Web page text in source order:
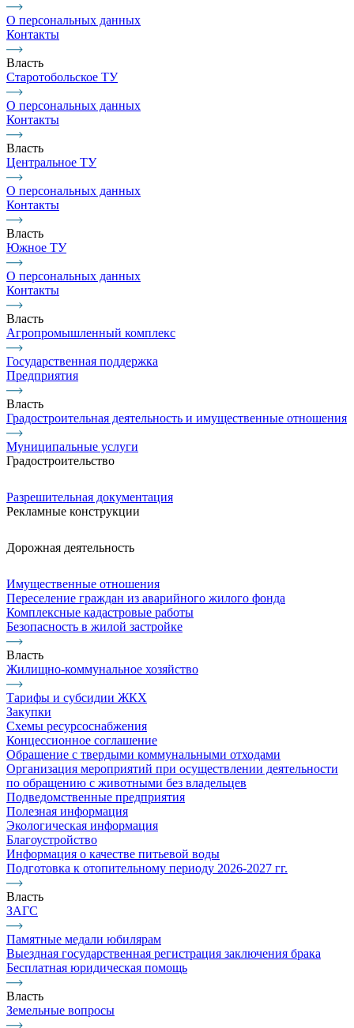
О персональных данных
Контакты
Власть
Старотобольское ТУ
О персональных данных
Контакты
Власть
Центральное ТУ
О персональных данных
Контакты
Власть
Южное ТУ
О персональных данных
Контакты
Власть
Агропромышленный комплекс
Государственная поддержка
Предприятия
Власть
Градостроительная деятельность и имущественные отношения
Муниципальные услуги
Градостроительство
Разрешительная документация
Рекламные конструкции
Дорожная деятельность
Имущественные отношения
Переселение граждан из аварийного жилого фонда
Комплексные кадастровые работы
Безопасность в жилой застройке
Власть
Жилищно-коммунальное хозяйство
Тарифы и субсидии ЖКХ
Закупки
Схемы ресурсоснабжения
Концессионное соглашение
Обращение с твердыми коммунальными отходами
Организация мероприятий при осуществлении деятельности
по обращению с животными без владельцев
Подведомственные предприятия
Полезная информация
Экологическая информация
Благоустройство
Информация о качестве питьевой воды
Подготовка к отопительному периоду 2026-2027 гг.
Власть
ЗАГС
Памятные медали юбилярам
Выездная государственная регистрация заключения брака
Бесплатная юридическая помощь
Власть
Земельные вопросы